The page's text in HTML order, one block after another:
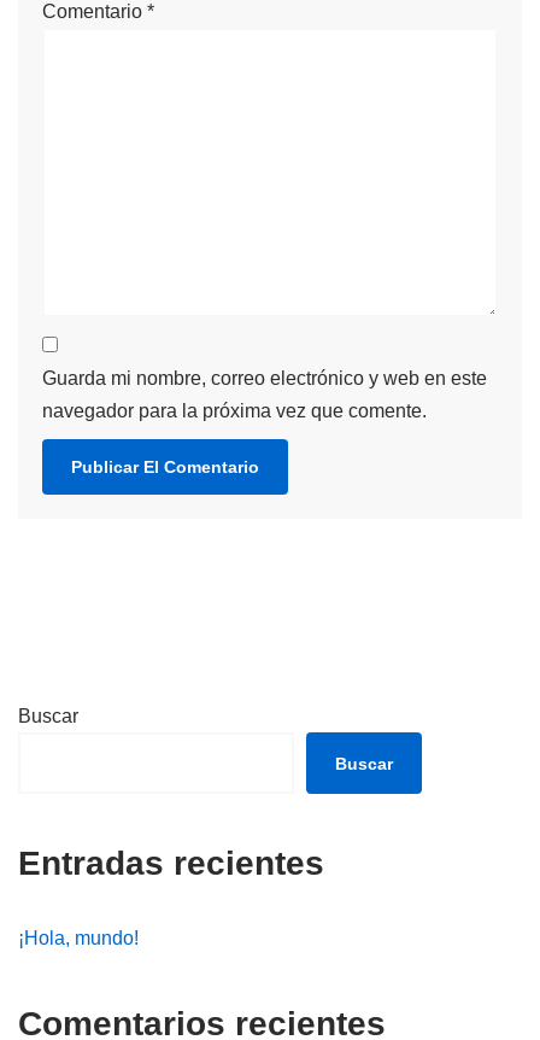
Comentario *
Guarda mi nombre, correo electrónico y web en este
navegador para la próxima vez que comente.
Buscar
Buscar
Entradas recientes
¡Hola, mundo!
Comentarios recientes